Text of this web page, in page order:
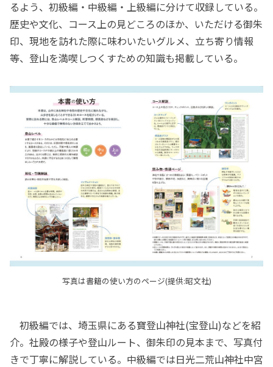
るよう、初級編・中級編・上級編に分けて収録している。
歴史や文化、コース上の見どころのほか、いただける御朱
印、現地を訪れた際に味わいたいグルメ、立ち寄り情報
等、登山を満喫しつくすための知識も掲載している。
写真は書籍の使い方のページ(提供:昭文社)
初級編では、埼玉県にある寶登山神社(宝登山)などを紹
介。社殿の様子や登山ルート、御朱印の見本まで、写真付
きで丁寧に解説している。中級編では日光二荒山神社中宮